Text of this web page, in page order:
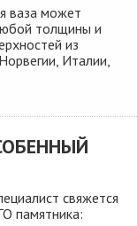
ваза может
толщины и
из
Италии,
свяжется
памятника: